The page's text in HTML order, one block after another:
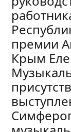
премии
Крым